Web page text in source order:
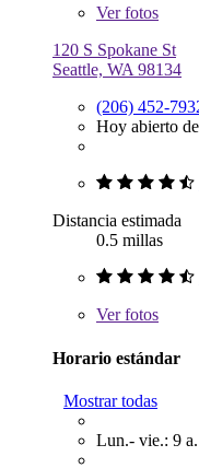
Verfotos
120 S Spokane St
Seattle, WA 98134
(206) 452-
Hoy abierto
Distancia estimada
0.5 millas
Verfotos
Horario estándar
Mostrar todas
Lun.- vie.: 9